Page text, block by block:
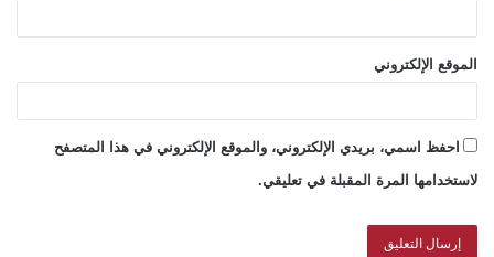
الموقع الإلكتروني
احفظ اسمي، بريدي الإلكتروني، والموقع الإلكتروني في هذا المتصفح
لاستخدامها المرة المقبلة في تعليقي.